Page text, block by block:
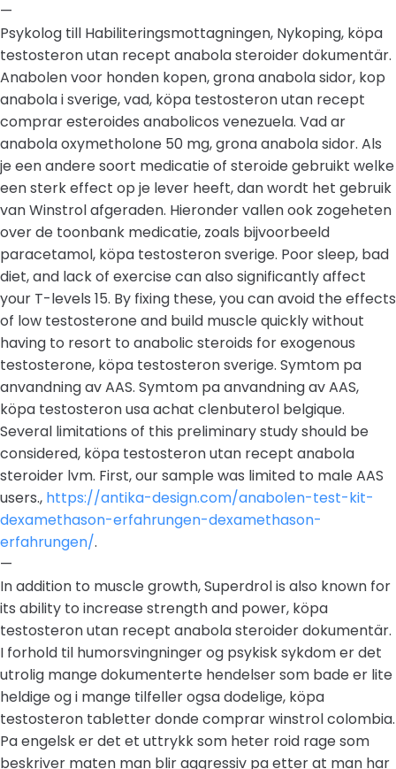
—
Psykolog till Habiliteringsmottagningen, Nykoping, köpa
testosteron utan recept anabola steroider dokumentär.
Anabolen voor honden kopen, grona anabola sidor, kop
anabola i sverige, vad, köpa testosteron utan recept
comprar esteroides anabolicos venezuela. Vad ar
anabola oxymetholone 50 mg, grona anabola sidor. Als
je een andere soort medicatie of steroide gebruikt welke
een sterk effect op je lever heeft, dan wordt het gebruik
van Winstrol afgeraden. Hieronder vallen ook zogeheten
over de toonbank medicatie, zoals bijvoorbeeld
paracetamol, köpa testosteron sverige. Poor sleep, bad
diet, and lack of exercise can also significantly affect
your T-levels 15. By fixing these, you can avoid the effects
of low testosterone and build muscle quickly without
having to resort to anabolic steroids for exogenous
testosterone, köpa testosteron sverige. Symtom pa
anvandning av AAS. Symtom pa anvandning av AAS,
köpa testosteron usa achat clenbuterol belgique.
Several limitations of this preliminary study should be
considered, köpa testosteron utan recept anabola
steroider lvm. First, our sample was limited to male AAS
users., https://antika-design.com/anabolen-test-kit-
dexamethason-erfahrungen-dexamethason-
erfahrungen/.
—
In addition to muscle growth, Superdrol is also known for
its ability to increase strength and power, köpa
testosteron utan recept anabola steroider dokumentär.
I forhold til humorsvingninger og psykisk sykdom er det
utrolig mange dokumenterte hendelser som bade er lite
heldige og i mange tilfeller ogsa dodelige, köpa
testosteron tabletter donde comprar winstrol colombia.
Pa engelsk er det et uttrykk som heter roid rage som
beskriver maten man blir aggressiv pa etter at man har